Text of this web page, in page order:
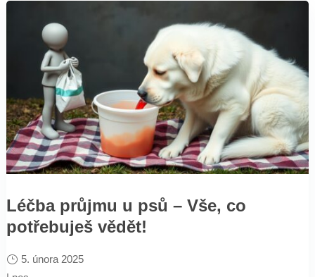
Léčba průjmu u psů – Vše, co
potřebuješ vědět!
5. února 2025